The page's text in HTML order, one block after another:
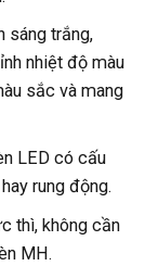
sáng trắng,
nhiệt độ màu
sắc và mang
LED có cấu
rung động.
thì, không cần
MH.